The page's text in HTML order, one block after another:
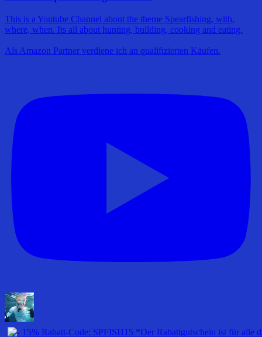
This is a Youtube Channel about the theme Spearfishing, with,
where, when. Its all about hunting, building, cooking and eating.
Als Amazon Partner verdiene ich an qualifizierten Käufen.